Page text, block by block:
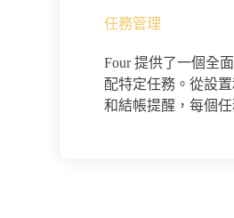
任務管理
Four 提供了一個全
配特定任務。從設
和結帳提醒，每個